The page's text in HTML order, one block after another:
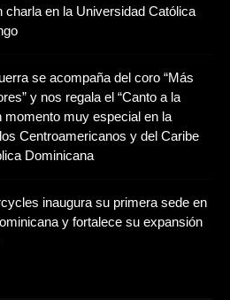
charla en la Universidad Católica
se acompaña del coro “Más
y nos regala el “Canto a la
momento muy especial en la
Centroamericanos y del Caribe
Dominicana
inaugura su primera sede en
y fortalece su expansión